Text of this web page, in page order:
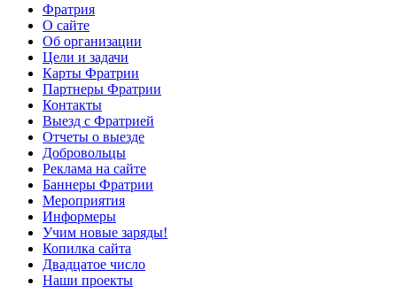
Фратрия
О сайте
Об организации
Цели и задачи
Карты Фратрии
Партнеры Фратрии
Контакты
Выезд с Фратрией
Отчеты о выезде
Добровольцы
Реклама на сайте
Баннеры Фратрии
Мероприятия
Информеры
Учим новые заряды!
Копилка сайта
Двадцатое число
Наши проекты